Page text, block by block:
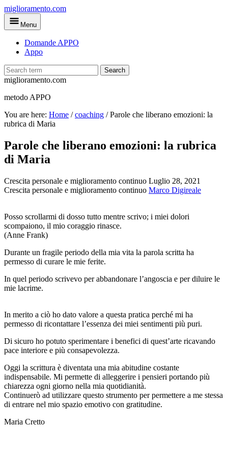
Skip
to
main
miglioramento.com
Menu
Domande APPO
Appo
Search
miglioramento.com
metodo APPO
You are here: Home /coaching /Parole che liberano emozioni: la
rubrica di Maria
Parole che liberano emozioni: la rubrica
di Maria
Crescita personale e miglioramento continuo Luglio 28, 2021
Crescita personale e miglioramento continuo Marco Digireale
Posso scrollarmi di dosso tutto mentre scrivo; i miei dolori
scompaiono, il mio coraggio rinasce.
(Anne Frank)
Durante un fragile periodo della mia vita la parola scritta ha
permesso di curare le mie ferite.
In quel periodo scrivevo per abbandonare l’angoscia e per diluire le
mie lacrime.
In merito a ciò ho dato valore a questa pratica perché mi ha
permesso di ricontattare l’essenza dei miei sentimenti più puri.
Di sicuro ho potuto sperimentare i benefici di quest’arte ricavando
pace interiore e più consapevolezza.
Oggi la scrittura è diventata una mia abitudine costante
indispensabile. Mi permette di alleggerire i pensieri portando più
chiarezza ogni giorno nella mia quotidianità.
Continuerò ad utilizzare questo strumento per permettere a me stessa
di entrare nel mio spazio emotivo con gratitudine.
Maria Cretto